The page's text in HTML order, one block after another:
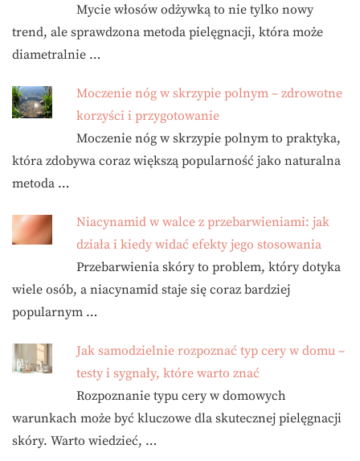
Mycie włosów odżywką to nie tylko nowy
trend, ale sprawdzona metoda pielęgnacji, która może
diametralnie …
Moczenie nóg w skrzypie polnym – zdrowotne
korzyści i przygotowanie
Moczenie nóg w skrzypie polnym to praktyka,
która zdobywa coraz większą popularność jako naturalna
metoda …
Niacynamid w walce z przebarwieniami: jak
działa i kiedy widać efekty jego stosowania
Przebarwienia skóry to problem, który dotyka
wiele osób, a niacynamid staje się coraz bardziej
popularnym …
Jak samodzielnie rozpoznać typ cery w domu –
testy i sygnały, które warto znać
Rozpoznanie typu cery w domowych
warunkach może być kluczowe dla skutecznej pielęgnacji
skóry. Warto wiedzieć, …